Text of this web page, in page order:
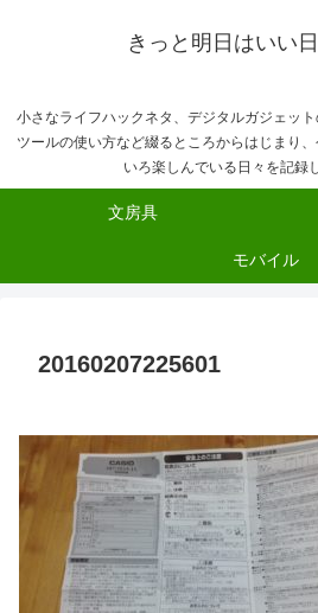
きっと明日はいい
小さなライフハックネタ、デジタルガジェッ
ツールの使い方など綴るところからはじまり
いろ楽しんでいる日々を記録
文房具
モバイル
20160207225601